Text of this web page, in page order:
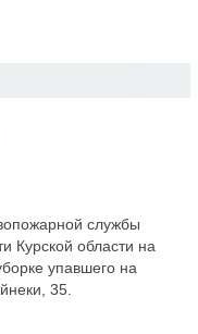
службы
Курской области на
упавшего на
35.